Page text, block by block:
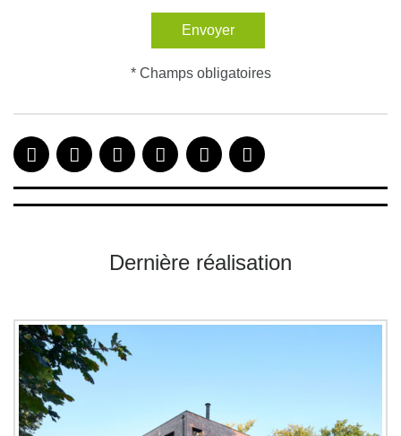
* Champs obligatoires
Dernière réalisation